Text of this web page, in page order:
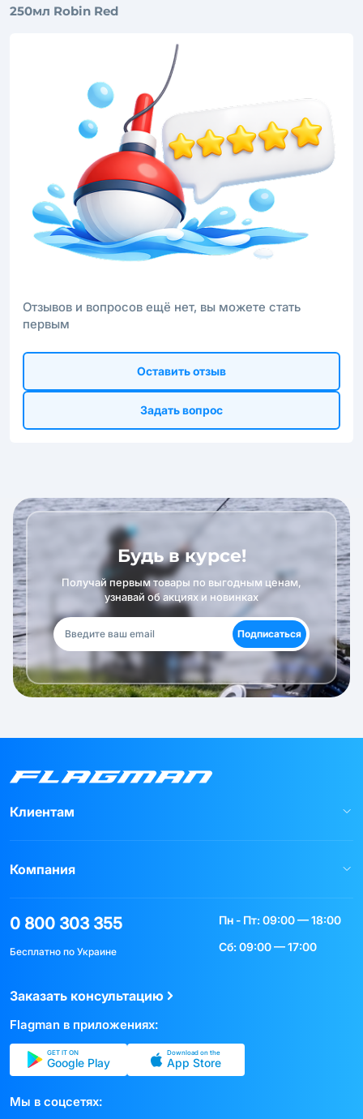
250мл Robin Red
Отзывов и вопросов ещё нет, вы можете стать
первым
Оставить отзыв
Задать вопрос
Будь в курсе!
Получай первым товары по выгодным ценам,
узнавай об акциях и новинках
Подписаться
Клиентам
Компания
0 800 303 355
Бесплатно по Украине
Пн - Пт: 09:00 — 18:00
Сб: 09:00 — 17:00
Заказать консультацию
Flagman в приложениях:
GET IT ON
Google Play
Download on the
App Store
Мы в соцсетях: